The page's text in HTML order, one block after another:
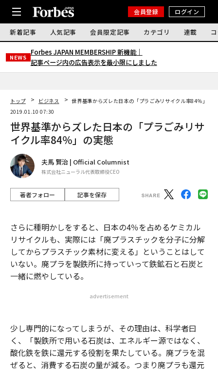
会員登録 ログイン
新着記事 人気記事 会員限定記事 カテゴリ 連載
NEWS
Forbes JAPAN MEMBERSHIP 新機能｜
記事ページ内の広告表示を最小限にしました
トップ ビジネス
世界基準からズレた日本の「プラごみリサイクル率84％」の
2019.01.10 07:30
世界基準からズレた日本の「プラごみリサ
イクル率84％」の実態
夫馬 賢治 | Official Columnist
株式会社ニューラル代表取締役CEO
著者フォロー 記事を保存
さらに種明かしをすると、日本の4％を占めるケミカル
リサイクルも、実際には「廃プラスチックを分子に分解
してからプラスチック素材に変える」ということはして
いない。廃プラを製鉄所に持っていって鉄鉱石と石炭と
一緒に燃やしている。
advertisement
少し専門的になってしまうが、その理由は、科学者曰
く、「製鉄所で用いる石炭は、エネルギー源ではなく、
酸化鉄を鉄に還元する役割を果たしている。廃プラを混
ぜると、消費する石炭の量が減る。つまり廃プラも還元